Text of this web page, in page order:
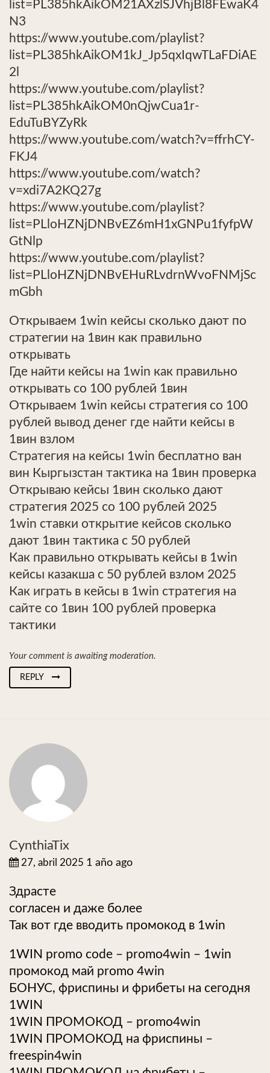
list=PL385hkAikOM21AXzlSJVhjBl8FEwaK4
N3
https://www.youtube.com/playlist?
list=PL385hkAikOM1kJ_Jp5qxIqwTLaFDiAE
2l
https://www.youtube.com/playlist?
list=PL385hkAikOM0nQjwCua1r-
EduTuBYZyRk
https://www.youtube.com/watch?v=ffrhCY-
FKJ4
https://www.youtube.com/watch?
v=xdi7A2KQ27g
https://www.youtube.com/playlist?
list=PLloHZNjDNBvEZ6mH1xGNPu1fyfpW
GtNlp
https://www.youtube.com/playlist?
list=PLloHZNjDNBvEHuRLvdrnWvoFNMjSc
mGbh
Открываем 1win кейсы сколько дают по
стратегии на 1вин как правильно
открывать
Где найти кейсы на 1win как правильно
открывать со 100 рублей 1вин
Открываем 1win кейсы стратегия со 100
рублей вывод денег где найти кейсы в
1вин взлом
Стратегия на кейсы 1win бесплатно ван
вин Кыргызстан тактика на 1вин проверка
Открываю кейсы 1вин сколько дают
стратегия 2025 со 100 рублей 2025
1win ставки открытие кейсов сколько
дают 1вин тактика с 50 рублей
Как правильно открывать кейсы в 1win
кейсы казакша с 50 рублей взлом 2025
Как играть в кейсы в 1win стратегия на
сайте со 1вин 100 рублей проверка
тактики
Your comment is awaiting moderation.
REPLY
CynthiaTix
27, abril 2025 1 año ago
Здрасте
согласен и даже более
Так вот где вводить промокод в 1win
1WIN promo code – promo4win – 1win
промокод май promo 4win
БОНУС, фриспины и фрибеты на сегодня
1WIN
1WIN ПРОМОКОД – promo4win
1WIN ПРОМОКОД на фриспины –
freespin4win